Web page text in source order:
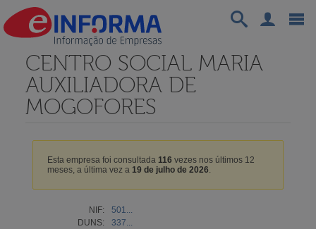
CENTRO SOCIAL MARIA
AUXILIADORA DE
MOGOFORES
Esta empresa foi consultada 116 vezes nos últimos 12
meses, a última vez a 19 de julho de 2026.
NIF:
501...
DUNS:
337...